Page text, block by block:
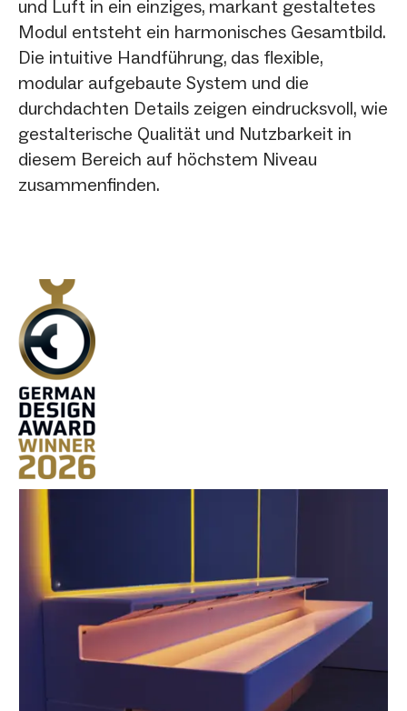
und Luft in ein einziges, markant gestaltetes
Modul entsteht ein harmonisches Gesamtbild.
Die intuitive Handführung, das flexible,
modular aufgebaute System und die
durchdachten Details zeigen eindrucksvoll, wie
gestalterische Qualität und Nutzbarkeit in
diesem Bereich auf höchstem Niveau
zusammenfinden.